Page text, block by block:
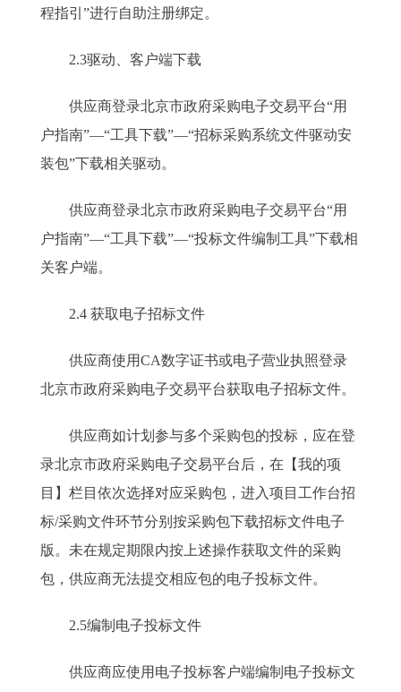
程指引”进行自助注册绑定。
2.3驱动、客户端下载
供应商登录北京市政府采购电子交易平台“用
户指南”—“工具下载”—“招标采购系统文件驱动安
装包”下载相关驱动。
供应商登录北京市政府采购电子交易平台“用
户指南”—“工具下载”—“投标文件编制工具”下载相
关客户端。
2.4 获取电子招标文件
供应商使用CA数字证书或电子营业执照登录
北京市政府采购电子交易平台获取电子招标文件。
供应商如计划参与多个采购包的投标，应在登
录北京市政府采购电子交易平台后，在【我的项
目】栏目依次选择对应采购包，进入项目工作台招
标/采购文件环节分别按采购包下载招标文件电子
版。未在规定期限内按上述操作获取文件的采购
包，供应商无法提交相应包的电子投标文件。
2.5编制电子投标文件
供应商应使用电子投标客户端编制电子投标文